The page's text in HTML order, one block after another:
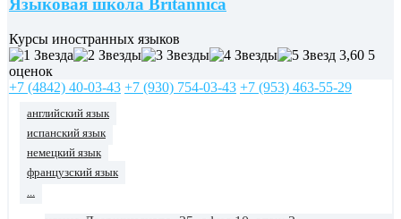
Языковая школа Britannica
Курсы иностранных языков
3,60 5
оценок
+7 (4842) 40-03-43 +7 (930) 754-03-43 +7 (953) 463-55-29
английский язык
испанский язык
немецкий язык
французский язык
...